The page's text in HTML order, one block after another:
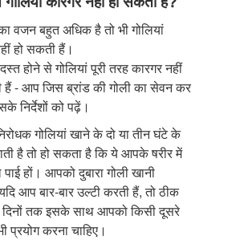
वजन बहुत अधिक है तो भी गोलियां
हो सकती हैं।
होने से गोलियां पूरी तरह कारगर नहीं
हैं - आप जिस ब्रांड की गोली का सेवन कर
निर्देशों को पढ़ें।
गोलियां खाने के दो या तीन घंटे के
है तो हो सकता है कि ये आपके षरीर में
हों। आपको दुबारा गोली खानी
आप बार-बार उल्टी करती हैं, तो ठीक
दिनों तक इसके साथ आपको किसी दूसरे
प्रयोग करना चाहिए।